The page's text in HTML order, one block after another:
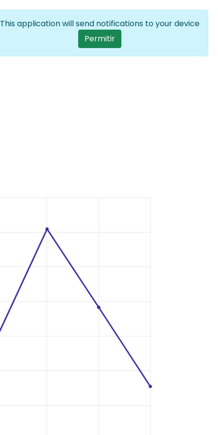
User account menu
Iniciar sesión ES Lista
This application will send notifications to your device
Permitir